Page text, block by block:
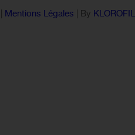
Mentions Légales | By